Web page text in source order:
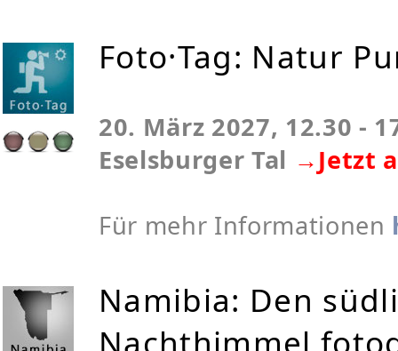
Foto·Tag: Natur
20. März 2027, 12.30 -
Eselsburger Tal →Jetzt
Für mehr Informationen
Namibia: Den
Nachthimmel